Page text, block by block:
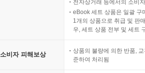
전자상거래 등에서의 소비
eBook 세트 상품은 일괄 구
1개의 상품으로 취급 및 판
우, 세트 상품 전부 및 세트
소비자 피해보상
상품의 불량에 의한 반품,
준하여 처리됨